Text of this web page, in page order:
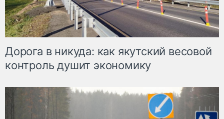
Дорога в никуда: как якутский весовой
контроль душит экономику